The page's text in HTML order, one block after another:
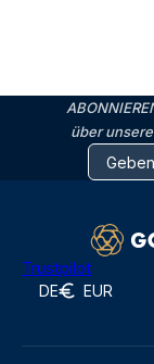
über
Trustpilot
DE EUR